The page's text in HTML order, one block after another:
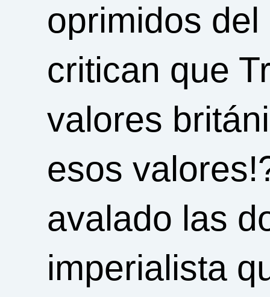
oprimidos
critican que
valores
esos
avalado las
imperialista